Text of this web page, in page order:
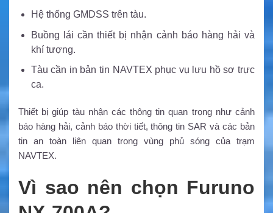
Hệ thống GMDSS trên tàu.
Buồng lái cần thiết bị nhận cảnh báo hàng hải và
khí tượng.
Tàu cần in bản tin NAVTEX phục vụ lưu hồ sơ trực
ca.
Thiết bị giúp tàu nhận các thông tin quan trọng như cảnh
báo hàng hải, cảnh báo thời tiết, thông tin SAR và các bản
tin an toàn liên quan trong vùng phủ sóng của trạm
NAVTEX.
Vì sao nên chọn Furuno